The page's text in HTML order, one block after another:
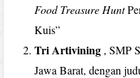
Food Treasure Hunt
Kuis”
Tri Artivining , SMP
Jawa Barat, dengan